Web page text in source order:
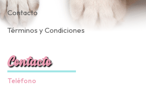
Contacto
Términos y Condiciones
Contacto
Teléfono